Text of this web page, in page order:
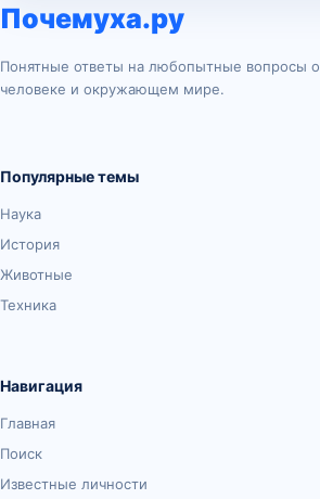
Почемуха.ру
Понятные ответы на любопытные вопросы о
человеке и окружающем мире.
Популярные темы
Наука
История
Животные
Техника
Навигация
Главная
Поиск
Известные личности